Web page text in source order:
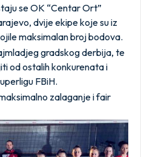
se OK “Centar Ort”
dvije ekipe koje su iz
maksimalan broj bodova.
gradskog derbija, te
od ostalih konkurenata i
FBiH.
zalaganje i fair